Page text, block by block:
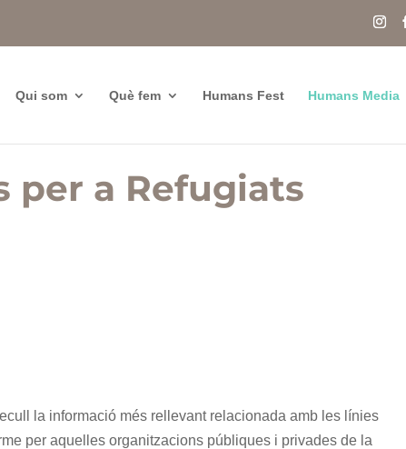
Qui som Què fem Humans Fest Humans Media
per a Refugiats
la informació més rellevant relacionada amb les línies
per aquelles organitzacions públiques i privades de la